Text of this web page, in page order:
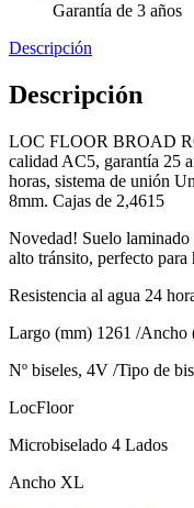
Garantía de 3 años
Descripción
Descripción
LOC FLOOR BROAD
calidad AC5, garantía 25
horas, sistema de unión
8mm. Cajas de 2,4615
Novedad! Suelo laminado
alto tránsito, perfecto para
Resistencia al agua 24
Largo (mm) 1261 /Ancho
Nº biseles, 4V /Tipo de
LocFloor
Microbiselado 4 Lados
Ancho XL